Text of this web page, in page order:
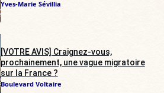
Yves-Marie Sévillia
[VOTRE AVIS] Craignez-vous,
prochainement, une vague migratoire
sur la France ?
Boulevard Voltaire